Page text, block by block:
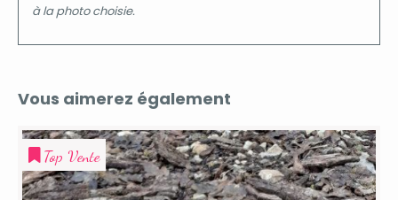
à la photo choisie.
Vous aimerez également
Top Vente